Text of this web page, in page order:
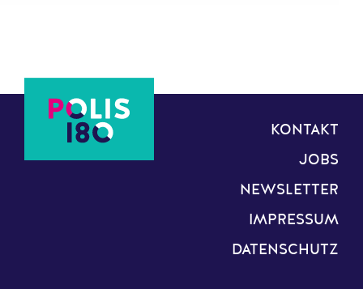
KONTAKT
JOBS
NEWSLETTER
IMPRESSUM
DATENSCHUTZ